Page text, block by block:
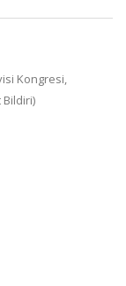
Kongresi,
Bildiri)